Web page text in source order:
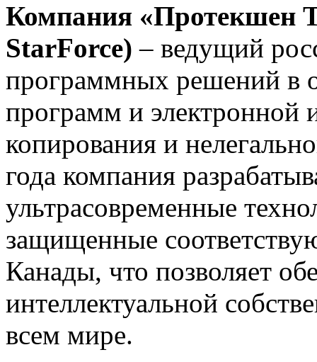
Компания «Протекшен
StarForce) – ведущий
программных решений в
программ и электронной
копирования и
года компания
ультрасовременные
защищенные
Канады, что позволяет
интеллектуальной
всем мире.